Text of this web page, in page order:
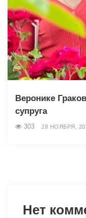
Веронике
супруга
303 28 НОЯБРЯ,
Нет